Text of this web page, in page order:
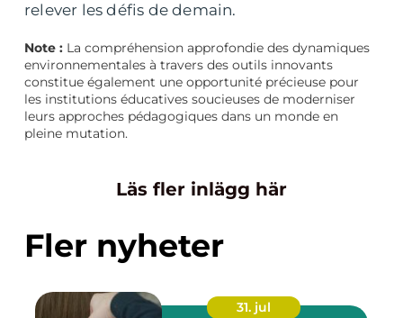
relever les défis de demain.
Note : La compréhension approfondie des dynamiques
environnementales à travers des outils innovants
constitue également une opportunité précieuse pour
les institutions éducatives soucieuses de moderniser
leurs approches pédagogiques dans un monde en
pleine mutation.
Läs fler inlägg här
Fler nyheter
31. jul